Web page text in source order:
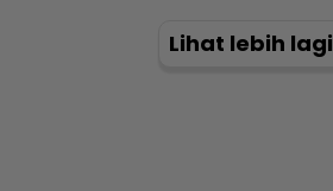
Lihat lebih lagi